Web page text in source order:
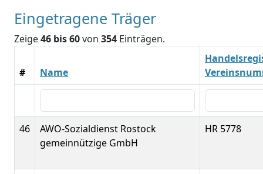
Eingetragene Träger
Zeige46 bis 60von 354 Einträgen.
# Name
46
AWO-Sozialdienst Rostock
gemeinnützige GmbH
HR 5778